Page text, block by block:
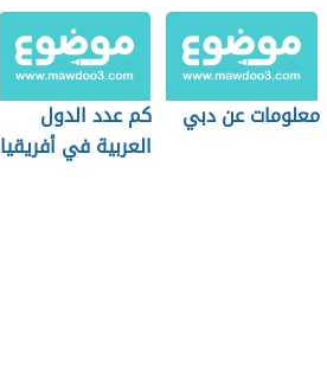
معلومات عن دبي
كم عدد الدول
العربية في أفريقيا